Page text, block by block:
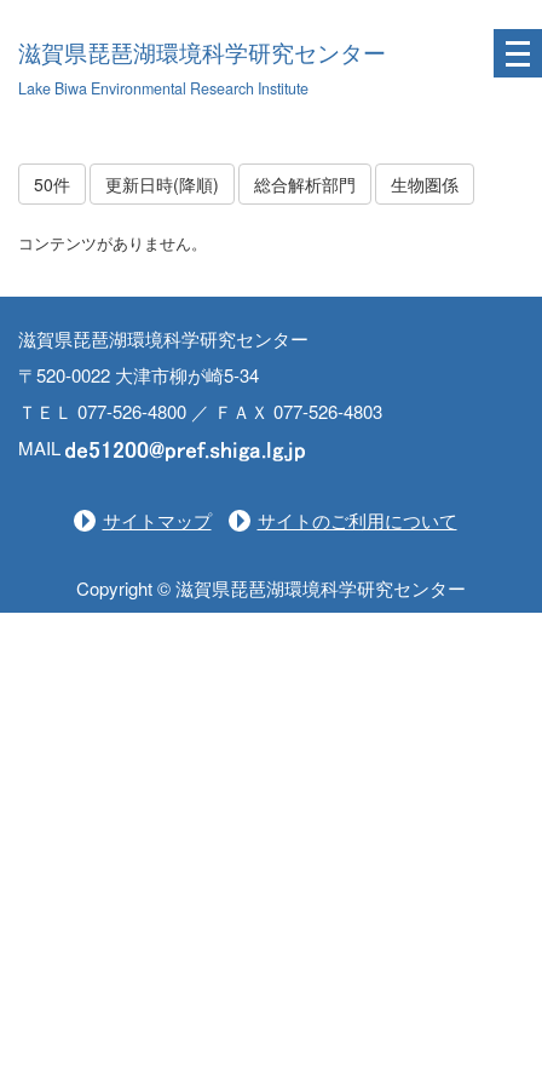
滋賀県琵琶湖環境科学研究センター
Lake Biwa Environmental Research Institute
50件 更新日時(降順) 総合解析部門 生物圏係
コンテンツがありません。
滋賀県琵琶湖環境科学研究センター
〒520-0022 大津市柳が崎5-34
ＴＥＬ 077-526-4800 ／ ＦＡＸ 077-526-4803
MAIL
サイトマップ サイトのご利用について
Copyright © 滋賀県琵琶湖環境科学研究センター